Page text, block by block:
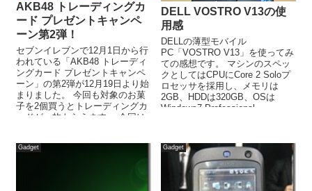
AKB48 トレーディングカ
ード プレゼントキャンペ
ーン第2弾！
セブンイレブンで12月1日から行
われている「AKB48 トレーディ
ングカード プレゼントキャンペ
ーン」の第2弾が12月19日より始
まりました。 今回も対象のお菓
子を2個買うとトレーディングカ
ードが一枚もらえます。 今回は
DELL VOSTRO V13の使
用感
DELLの薄型モバイル
PC「VOSTRO V13」を使ってみ
ての感想です。 マシンのスペッ
クとしてはCPUにCore 2 Soloプ
ロセッサを採用し、メモリは
2GB、HDDは320GB、OSは
Windows7 Professional...
Gadget Gadget